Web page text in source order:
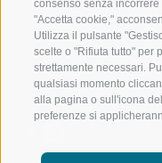
consenso senza
"Accetta cookie,"
Utilizza il pulsante
scelte o "Rifiuta tutto" per
strettamente necessari.
qualsiasi momento
alla pagina o sull'icona
preferenze si
SEGUICI SUI